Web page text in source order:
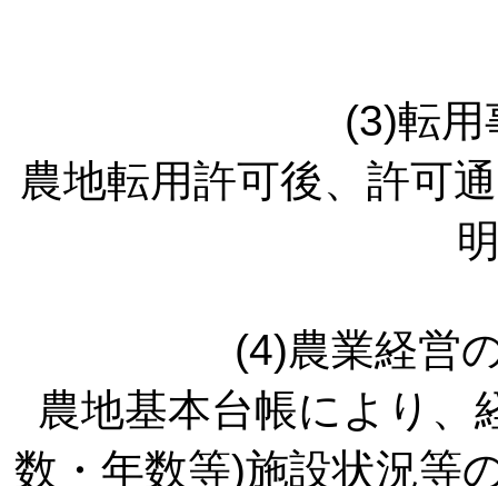
(3)転用
農地転用許可後、許可
(4)農業経営
農地基本台帳により、
数・年数等)施設状況等